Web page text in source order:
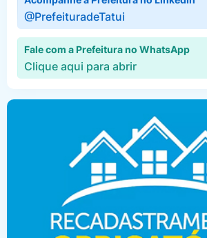
@PrefeituradeTatui
Fale com a Prefeitura no WhatsApp
Clique aqui para abrir